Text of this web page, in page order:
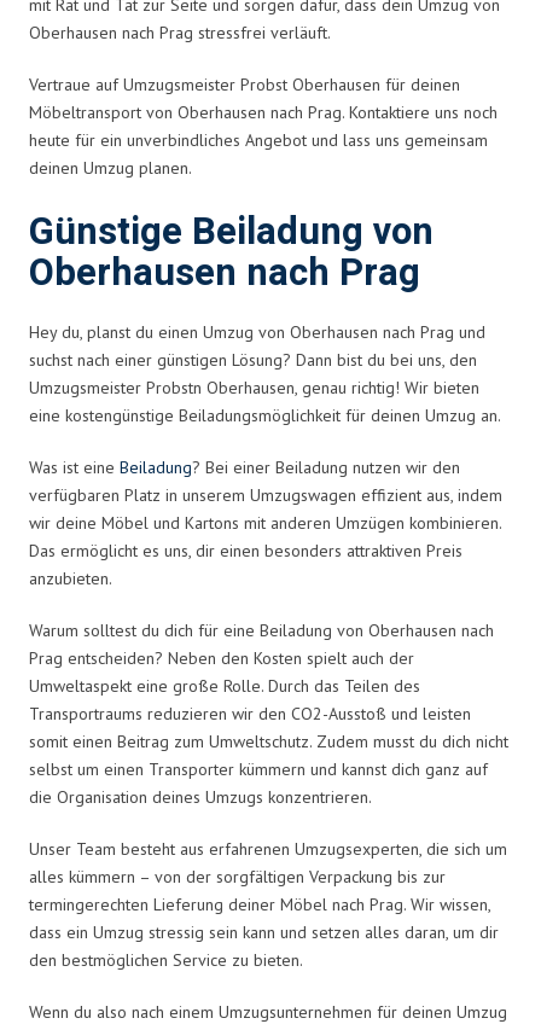
mit Rat und Tat zur Seite und sorgen dafür, dass dein Umzug von
Oberhausen nach Prag stressfrei verläuft.
Vertraue auf Umzugsmeister Probst Oberhausen für deinen
Möbeltransport von Oberhausen nach Prag. Kontaktiere uns noch
heute für ein unverbindliches Angebot und lass uns gemeinsam
deinen Umzug planen.
Günstige Beiladung von
Oberhausen nach Prag
Hey du, planst du einen Umzug von Oberhausen nach Prag und
suchst nach einer günstigen Lösung? Dann bist du bei uns, den
Umzugsmeister Probstn Oberhausen, genau richtig! Wir bieten
eine kostengünstige Beiladungsmöglichkeit für deinen Umzug an.
Was ist eine Beiladung? Bei einer Beiladung nutzen wir den
verfügbaren Platz in unserem Umzugswagen effizient aus, indem
wir deine Möbel und Kartons mit anderen Umzügen kombinieren.
Das ermöglicht es uns, dir einen besonders attraktiven Preis
anzubieten.
Warum solltest du dich für eine Beiladung von Oberhausen nach
Prag entscheiden? Neben den Kosten spielt auch der
Umweltaspekt eine große Rolle. Durch das Teilen des
Transportraums reduzieren wir den CO2-Ausstoß und leisten
somit einen Beitrag zum Umweltschutz. Zudem musst du dich nicht
selbst um einen Transporter kümmern und kannst dich ganz auf
die Organisation deines Umzugs konzentrieren.
Unser Team besteht aus erfahrenen Umzugsexperten, die sich um
alles kümmern – von der sorgfältigen Verpackung bis zur
termingerechten Lieferung deiner Möbel nach Prag. Wir wissen,
dass ein Umzug stressig sein kann und setzen alles daran, um dir
den bestmöglichen Service zu bieten.
Wenn du also nach einem Umzugsunternehmen für deinen Umzug